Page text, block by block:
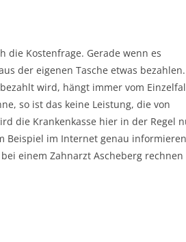
die Kostenfrage. Gerade wenn es
der eigenen Tasche etwas bezahlen.
wird, hängt immer vom
so ist das keine Leistung, die von
die Krankenkasse hier in der Regel
Beispiel im Internet genau
einem Zahnarzt Ascheberg rechnen